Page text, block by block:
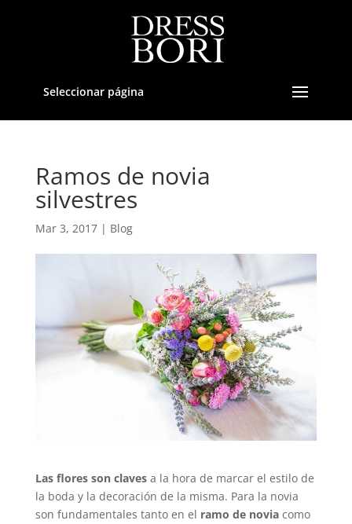
Seleccionar página
Ramos de novia
silvestres
Mar 3, 2017| Blog
Las flores son clavesa la hora de marcar el estilo de
la boda y la decoración de la misma. Para la novia
son fundamentales tanto en el ramo de noviacomo